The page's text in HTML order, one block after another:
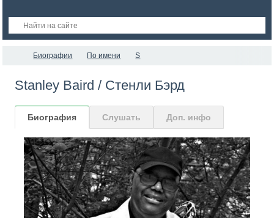
Биографии По имени S
Stanley Baird / Стенли Бэрд
Биография Слушать Доп. инфо